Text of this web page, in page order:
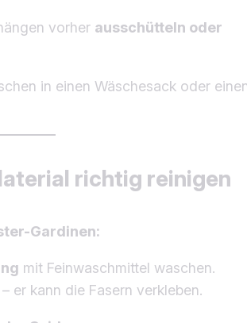
vorher ausschütteln oder
in einen Wäschesack oder
richtig reinigen
Gardinen:
mit Feinwaschmittel waschen.
er kann die Fasern verkleben.